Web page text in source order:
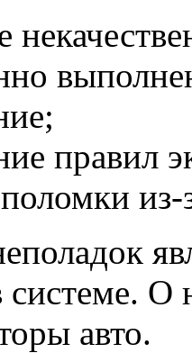
правил
системе. О
авто.